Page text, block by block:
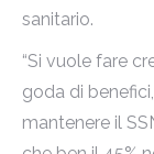
sanitario.
“Si vuole fare
goda di
mantenere il